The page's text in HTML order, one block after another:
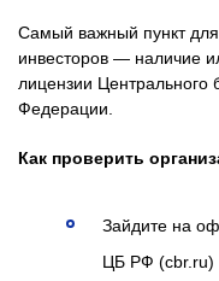
Самый важный пункт
инвесторов — наличие
лицензии Центрального
Федерации.
Как проверить
Зайдите на
ЦБ РФ (cbr.ru)